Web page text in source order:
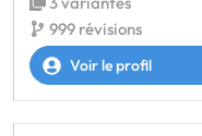
999 révisions
Voir le profil